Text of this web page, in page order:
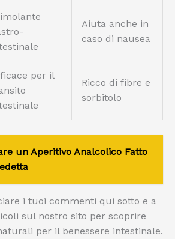
Aiuta anche in
caso di nausea
per il
Ricco di fibre e
sorbitolo
un Aperitivo Analcolico Fatto
i tuoi commenti qui sotto e a
sul nostro sito per scoprire
per il benessere intestinale.